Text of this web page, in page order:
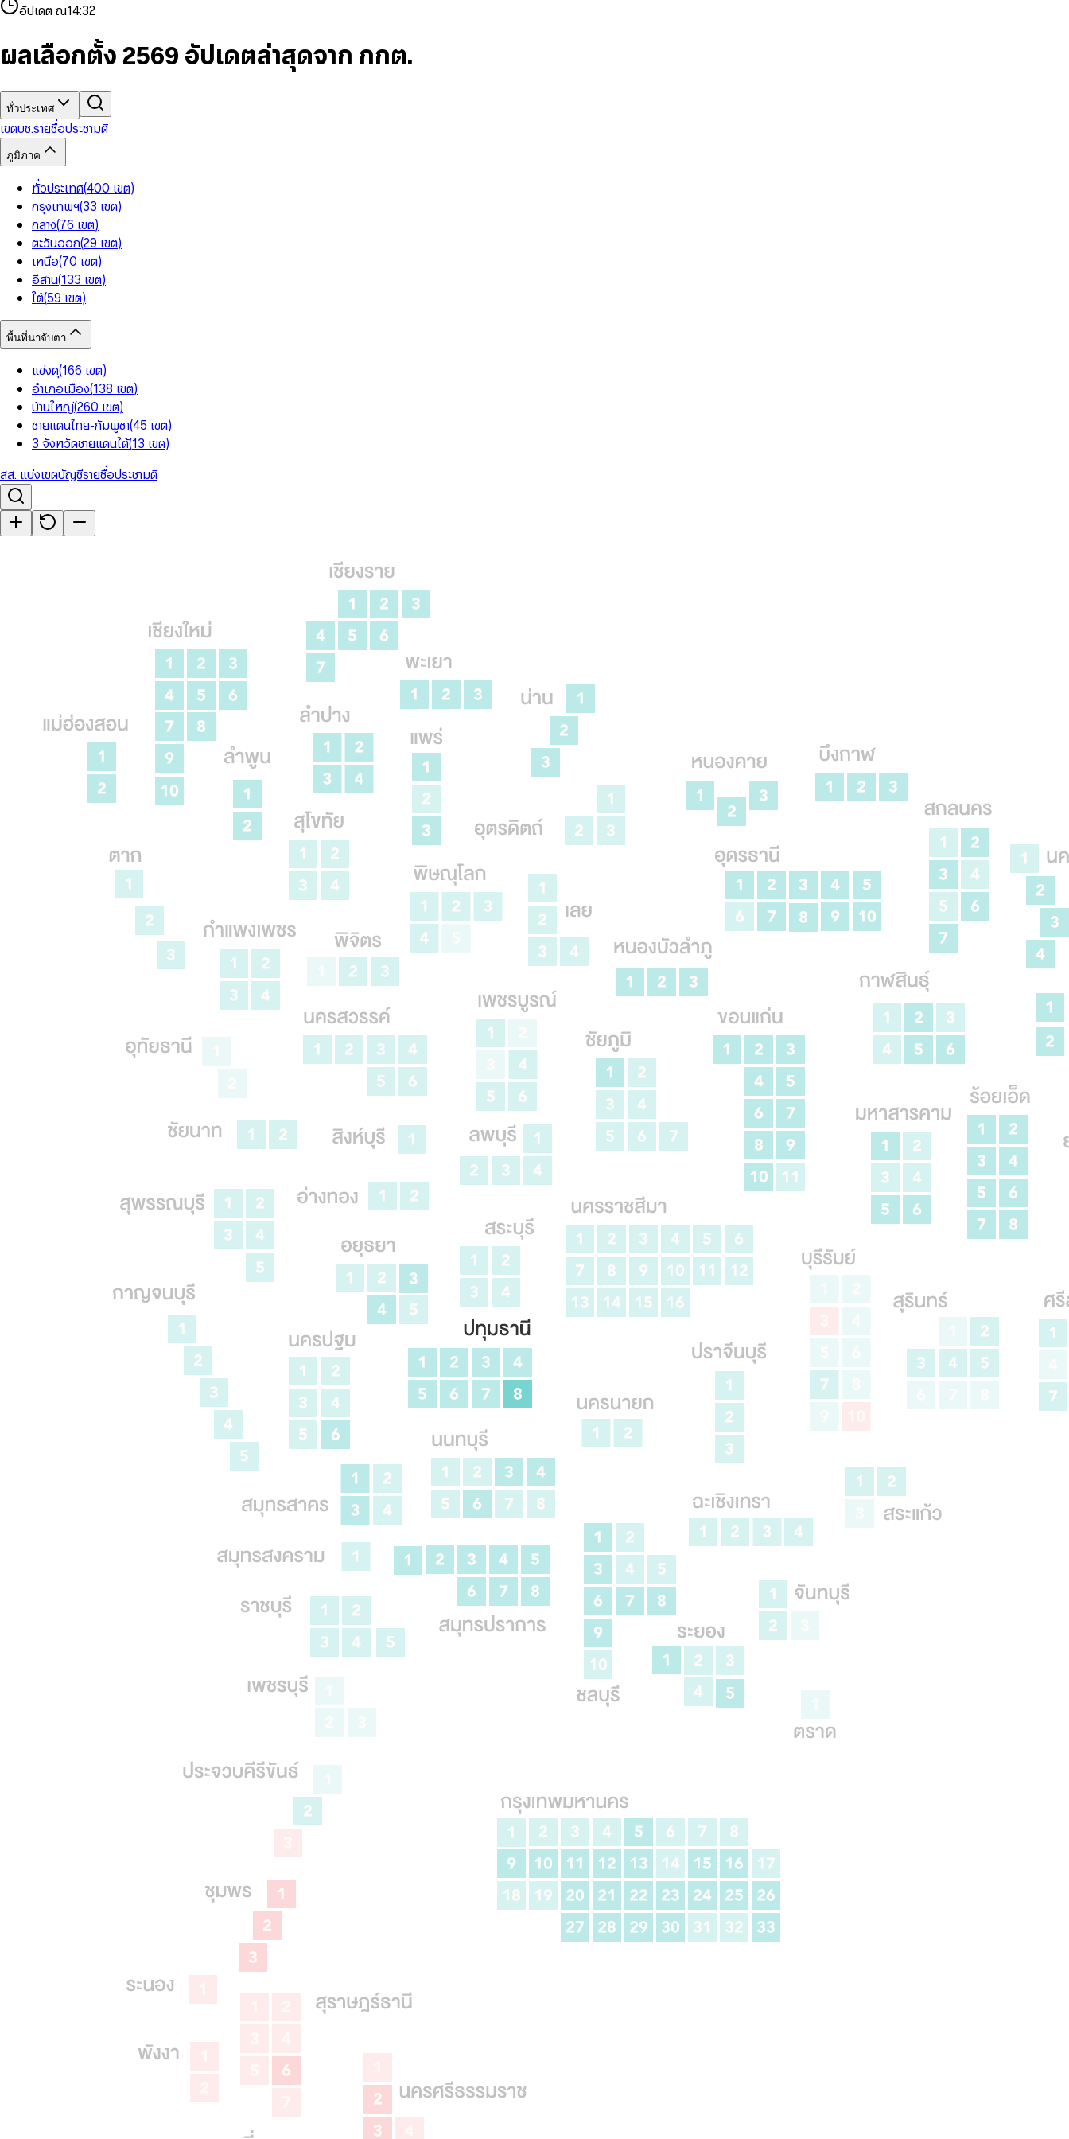
9 9
5
7
8
993
5
6
8
9
84
6
7
9
3
5
6
8
9
7
9
อัปเดต ณ14:32
ผลเลือกตั้ง 2569 อัปเดตล่าสุดจาก กกต.
ทั่วประเทศ
เขตบช.รายชื่อประชามติ
ภูมิภาค
ทั่วประเทศ(400 เขต)
กรุงเทพฯ(33 เขต)
กลาง(76 เขต)
ตะวันออก(29 เขต)
เหนือ(70 เขต)
อีสาน(133 เขต)
ใต้(59 เขต)
พื้นที่น่าจับตา
แข่งดุ(166 เขต)
อำเภอเมือง(138 เขต)
บ้านใหญ่(260 เขต)
ชายแดนไทย-กัมพูชา(45 เขต)
3 จังหวัดชายแดนใต้(13 เขต)
สส. แบ่งเขตบัญชีรายชื่อประชามติ